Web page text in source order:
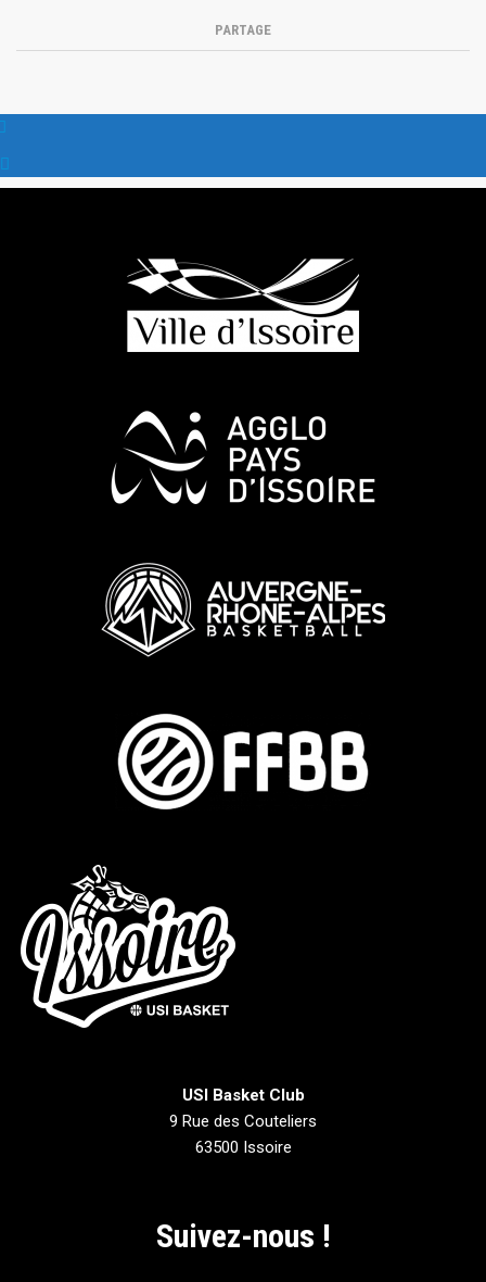
PARTAGE
USI Basket Club
9 Rue des Couteliers
63500 Issoire
Suivez-nous !